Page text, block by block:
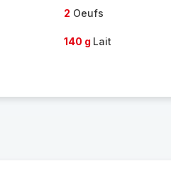
2 Oeufs
140 g Lait